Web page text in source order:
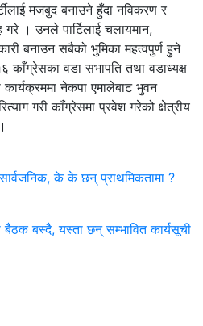
मजबुद बनाउने हुँदा नविकरण र
गरे । उनले पार्टिलाई चलायमान,
बनाउन सबैको भुमिका महत्वपुर्ण हुने
काँग्रेसका वडा सभापति तथा वडाध्यक्ष
नेकपा एमालेबाट भुवन
गरी काँग्रेसमा प्रवेश गरेको क्षेत्रीय
के के छन् प्राथमिकतामा ?
बैठक बस्दै, यस्ता छन् सम्भावित कार्यसूची